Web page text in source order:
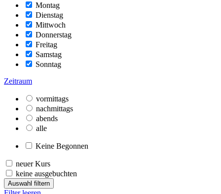
Montag
Dienstag
Mittwoch
Donnerstag
Freitag
Samstag
Sonntag
Zeitraum
vormittags
nachmittags
abends
alle
Keine Begonnen
neuer Kurs
keine ausgebuchten
Auswahl filtern